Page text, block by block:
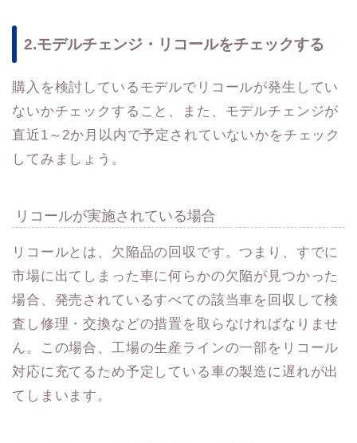
2.モデルチェンジ・リコールをチェックする
購入を検討しているモデルでリコールが発生してい
ないかチェックすること、また、モデルチェンジが
直近1～2か月以内で予定されていないかをチェック
してみましょう。
リコールが実施されている場合
リコールとは、欠陥品の回収です。つまり、すでに
市場に出てしまった車に何らかの欠陥が見つかった
場合、発売されているすべての該当車を回収して検
査し修理・交換などの措置を取らなければなりませ
ん。この場合、工場の生産ラインの一部をリコール
対応に充てるため予定している車の製造に遅れが出
てしまいます。